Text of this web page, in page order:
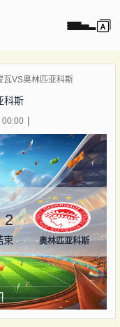
瓦VS奥林匹亚科斯
科斯
00:00
2
束 奥林匹亚科斯